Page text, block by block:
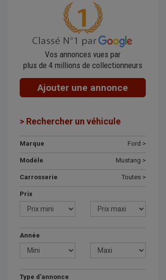
Vos annonces vues par
plus de 4 millions de collectionneurs
Ajouter une annonce
> Rechercher un véhicule
Marque Ford >
Modèle Mustang >
Carrosserie Toutes >
Prix
Année
Type d'annonce